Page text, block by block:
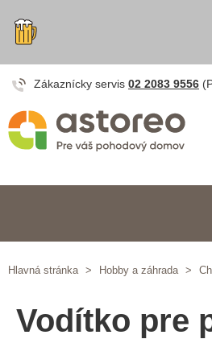
Zákaznícky servis 02 2083 9556
Hlavná stránka > Hobby a záhrada >
Vodítko pre